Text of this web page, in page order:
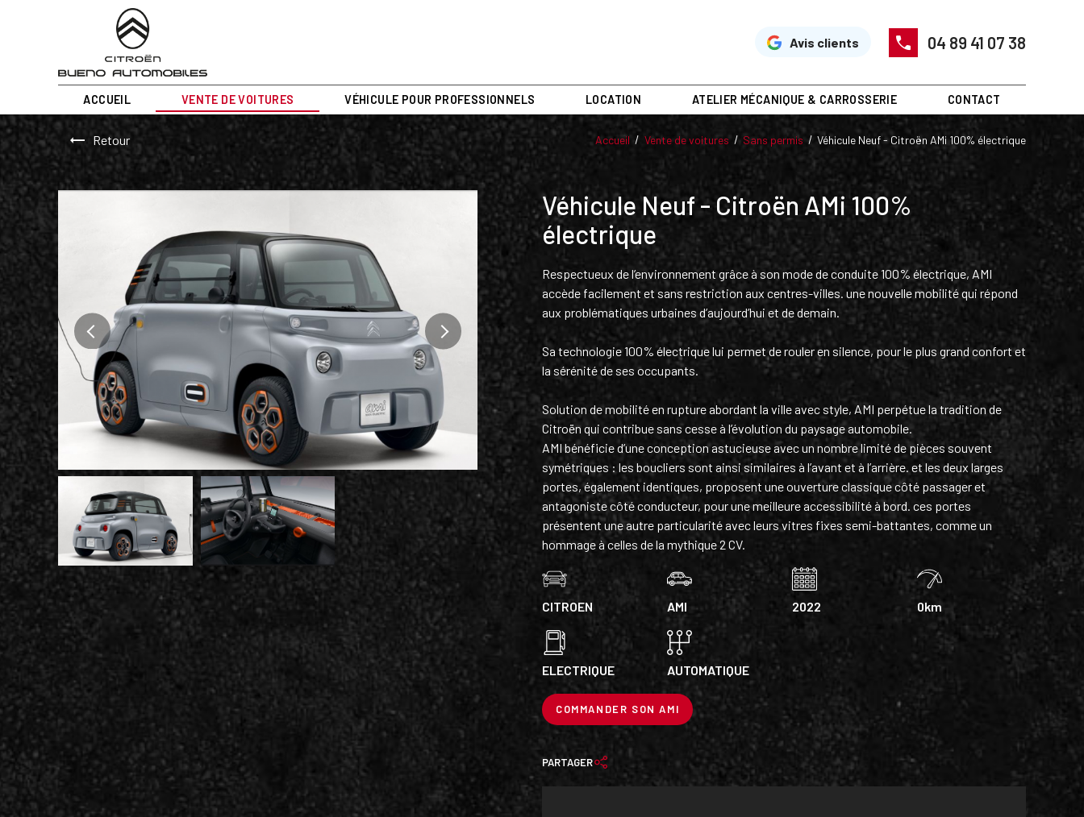
Avis clients 04 89 41 07 38
ACCUEIL VENTE DE VOITURES VÉHICULE POUR PROFESSIONNELS LOCATION ATELIER MÉCANIQUE & CARROSSERIE CONTACT
Accueil Vente de voitures Sans permis Véhicule Neuf - Citroën AMi 100% électrique
Retour
Previous Next
Véhicule Neuf - Citroën AMi 100%
électrique
Respectueux de l’environnement grâce à son mode de conduite 100% électrique, AMI
accède facilement et sans restriction aux centres-villes. une nouvelle mobilité qui répond
aux problématiques urbaines d’aujourd’hui et de demain.
Sa technologie 100% électrique lui permet de rouler en silence, pour le plus grand confort et
la sérénité de ses occupants.
Solution de mobilité en rupture abordant la ville avec style, AMI perpétue la tradition de
Citroën qui contribue sans cesse à l’évolution du paysage automobile.
AMI bénéficie d’une conception astucieuse avec un nombre limité de pièces souvent
symétriques : les boucliers sont ainsi similaires à l’avant et à l’arrière. et les deux larges
portes, également identiques, proposent une ouverture classique côté passager et
antagoniste côté conducteur, pour une meilleure accessibilité à bord. ces portes
présentent une autre particularité avec leurs vitres fixes semi-battantes, comme un
hommage à celles de la mythique 2 CV.
CITROEN AMI 2022 0km
ELECTRIQUE AUTOMATIQUE
COMMANDER SON AMI
PARTAGER
Panneau de gestion des cookies